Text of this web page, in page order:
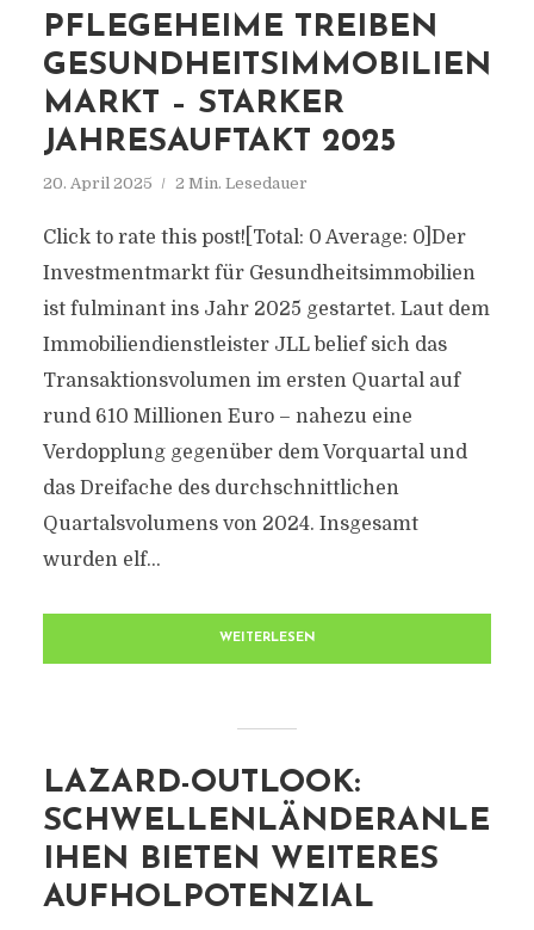
PFLEGEHEIME TREIBEN
GESUNDHEITSIMMOBILIEN
MARKT – STARKER
JAHRESAUFTAKT 2025
20. April 2025 2 Min. Lesedauer
Click to rate this post![Total: 0 Average: 0]Der
Investmentmarkt für Gesundheitsimmobilien
ist fulminant ins Jahr 2025 gestartet. Laut dem
Immobiliendienstleister JLL belief sich das
Transaktionsvolumen im ersten Quartal auf
rund 610 Millionen Euro – nahezu eine
Verdopplung gegenüber dem Vorquartal und
das Dreifache des durchschnittlichen
Quartalsvolumens von 2024. Insgesamt
wurden elf...
WEITERLESEN
LAZARD-OUTLOOK:
SCHWELLENLÄNDERANLE
IHEN BIETEN WEITERES
AUFHOLPOTENZIAL